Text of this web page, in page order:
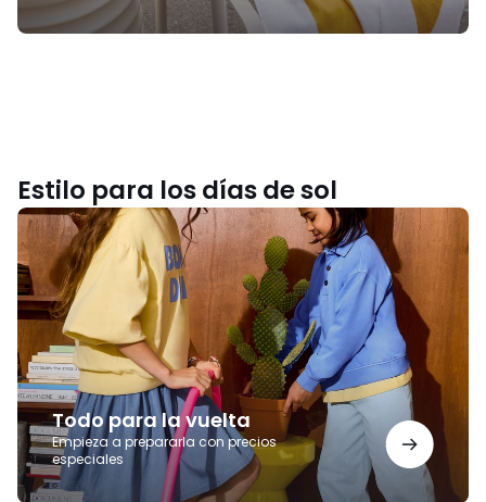
Estilo para los días de sol
Todo para la vuelta
Empieza a prepararla con precios
especiales
Todo
para
la
vuelta